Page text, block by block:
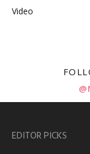
Video
EDITOR PICKS